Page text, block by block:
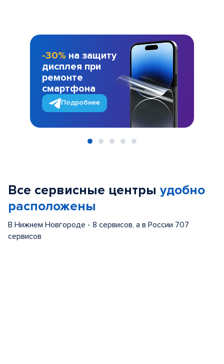
-30% на защиту
дисплея при
ремонте
смартфона
Подробнее
Все сервисные центры удобно
расположены
В Нижнем Новгороде - 8 сервисов, а в России 707
сервисов